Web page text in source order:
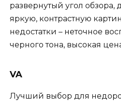
развернутый угол
яркую, контрастную
недостатки – неточное
черного тона, высокая
VA
Лучший выбор для